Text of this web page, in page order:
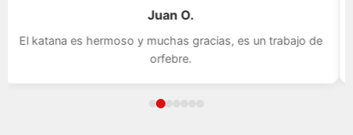
Juan O.
El katana es hermoso y muchas gracias, es un trabajo de
orfebre.